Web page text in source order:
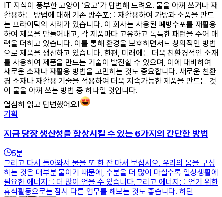
IT 지식이 풍부한 고양이 ‘요고’가 답변해 드려요. 물을 아껴 쓰거나 재
활용하는 방법에 대해 기존 방수포를 재활용하여 가방과 소품을 만드
는 프라이탁의 사례가 있습니다. 이 회사는 사용된 폐방수포를 재활용
하여 제품을 만들어내고, 각 제품마다 고유하고 독특한 패턴을 주어 매
력을 더하고 있습니다. 이를 통해 환경을 보호하면서도 창의적인 방법
으로 제품을 생산하고 있습니다. 한편, 미래에는 더욱 친환경적인 소재
를 사용하여 제품을 만드는 기술이 발전할 수 있으며, 이에 대비하여
새로운 소재나 재활용 방법을 고민하는 것도 중요합니다. 새로운 친환
경 소재나 재활용 기술을 적용하여 더욱 지속가능한 제품을 만드는 것
이 물을 아껴 쓰는 방법 중 하나일 것입니다.
열심히 읽고 답변했어요!
기획
지금 당장 생산성을 향상시킬 수 있는 6가지의 간단한 방법
5분
그리고 다시 돌아와서 물을 또 한 잔 마셔 보십시오. 우리의 몸을 구성
하는 것은 대부분 물이기 때문에, 수분을 더 많이 마실수록 일상생활에
필요한 에너지를 더 많이 얻을 수 있습니다.그리고 에너지를 얻기 위한
휴식활동으로는 잠시 다른 업무를 해보는 것도 좋습니다. 하던